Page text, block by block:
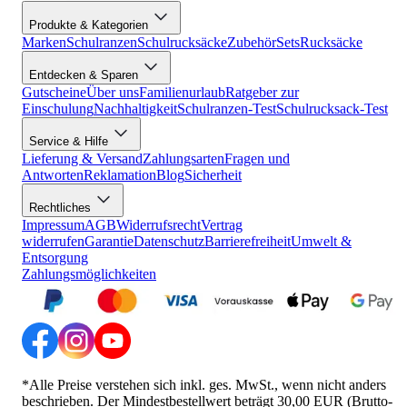
Produkte & Kategorien
MarkenSchulranzenSchulrucksäckeZubehörSetsRucksäcke
Entdecken & Sparen
GutscheineÜber unsFamilienurlaubRatgeber zur
EinschulungNachhaltigkeitSchulranzen-TestSchulrucksack-Test
Service & Hilfe
Lieferung & VersandZahlungsartenFragen und
AntwortenReklamationBlogSicherheit
Rechtliches
ImpressumAGBWiderrufsrechtVertrag
widerrufenGarantieDatenschutzBarrierefreiheitUmwelt &
Entsorgung
Zahlungsmöglichkeiten
*Alle Preise verstehen sich inkl. ges. MwSt., wenn nicht anders
beschrieben. Der Mindestbestellwert beträgt 30,00 EUR (Brutto-